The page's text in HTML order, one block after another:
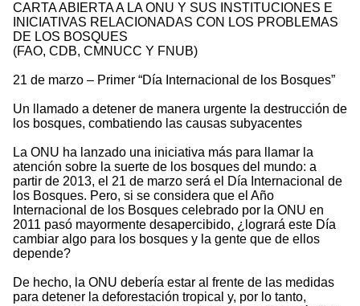
CARTA ABIERTA A LA ONU Y SUS INSTITUCIONES E
INICIATIVAS RELACIONADAS CON LOS PROBLEMAS
DE LOS BOSQUES
(FAO, CDB, CMNUCC Y FNUB)
21 de marzo – Primer “Día Internacional de los Bosques”
Un llamado a detener de manera urgente la destrucción de
los bosques, combatiendo las causas subyacentes
La ONU ha lanzado una iniciativa más para llamar la
atención sobre la suerte de los bosques del mundo: a
partir de 2013, el 21 de marzo será el Día Internacional de
los Bosques. Pero, si se considera que el Año
Internacional de los Bosques celebrado por la ONU en
2011 pasó mayormente desapercibido, ¿logrará este Día
cambiar algo para los bosques y la gente que de ellos
depende?
De hecho, la ONU debería estar al frente de las medidas
para detener la deforestación tropical y, por lo tanto,